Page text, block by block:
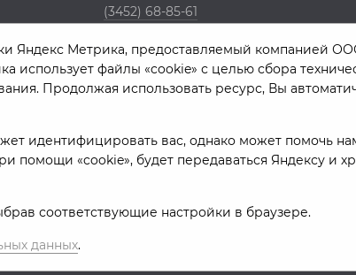
«Тюменское
(3452) 68-85-61
Главный редактор сайта: Болдырева
(3452) 68-89-78
kotovaev@sibinformburo.ru
Яндекс Метрика, предоставляемый компанией
использует файлы «cookie» с целью сбора
Продолжая использовать ресурс, Вы
идентифицировать вас, однако может помочь
помощи «cookie», будет передаваться Яндексу и
соответствующие настройки в браузере.
данных.